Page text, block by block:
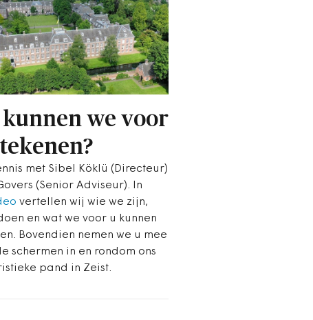
we voor
met Sibel Köklü (Directeur)
(Senior Adviseur). In
vertellen wij wie we zijn,
en wat we voor u kunnen
Bovendien nemen we u mee
schermen in en rondom ons
pand in Zeist.